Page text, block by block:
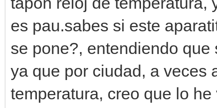
es pau.sabes si este
se pone?, entendiendo
ya que por ciudad, a veces
temperatura, creo que lo